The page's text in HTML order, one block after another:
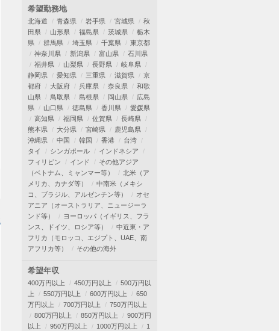
希望勤務地
北海道 青森県 岩手県 宮城県
秋
田県
山形県 福島県 茨城県
栃木
県
群馬県 埼玉県 千葉県
東京都
神奈川県
新潟県 富山県
石川県
福井県
山梨県 長野県
岐阜県
静岡県
愛知県 三重県 滋賀県
京
都府
大阪府 兵庫県 奈良県
和歌
山県
鳥取県 島根県 岡山県
広島
県
山口県 徳島県 香川県
愛媛県
高知県
福岡県 佐賀県
長崎県
熊本県
大分県 宮崎県
鹿児島県
沖縄県
中国 韓国 香港
台湾
タイ
シンガポール
インドネシア
フィリピン
インド
その他アジア
（ベトナム、ミャンマー等）
北米（ア
メリカ、カナダ等）
中南米（メキシ
コ、ブラジル、アルゼンチン等）
オセ
アニア（オーストラリア、ニュージーラ
ンド等）
ヨーロッパ（イギリス、フラ
ンス、ドイツ、ロシア等）
中近東・ア
フリカ（モロッコ、エジプト、UAE、南
アフリカ等）
その他の海外
希望年収
400万円以上 450万円以上
500万円以
上
550万円以上 600万円以上
650
万円以上
700万円以上
750万円以上
800万円以上
850万円以上
900万円
以上
950万円以上 1000万円以上
1